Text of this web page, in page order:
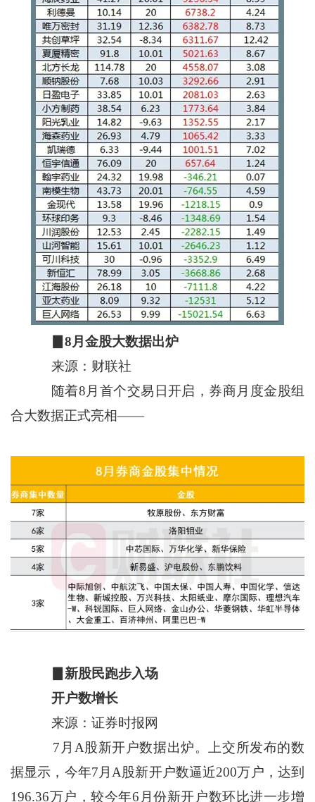
▊8月金股大数据出炉
来源：财联社
随着8月首个交易日开启，券商月度金股组
合大数据正式亮相——
▊新股民跑步入场
开户数增长
来源：证券时报网
7月A股新开户数据出炉。上交所发布的数
据显示，今年7月A股新开户数逼近200万户，达到
196.36万户，较今年6月份新开户数环比进一步增